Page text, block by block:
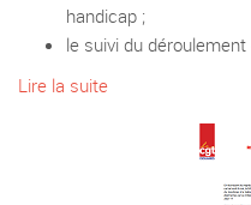
handicap ;
le suivi du
Lire la suite